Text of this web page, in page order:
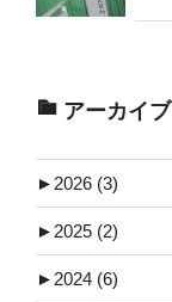
アーカイブ
► 2026 (3)
► 2025 (2)
► 2024 (6)